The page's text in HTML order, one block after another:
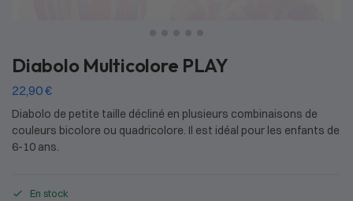
Diabolo Multicolore PLAY
22,90€
Diabolo de petite taille décliné en plusieurs combinaisons de
couleurs bicolore ou quadricolore. Il est idéal pour les enfants de
6-10 ans.
En stock